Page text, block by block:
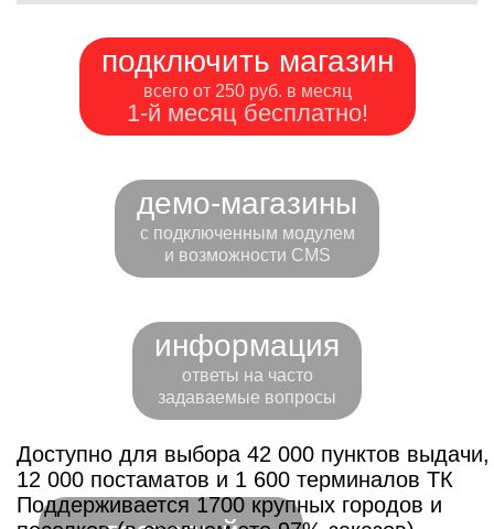
подключить магазин
всего от 250 руб. в месяц
1-й месяц бесплатно!
демо-магазины
с подключенным модулем
и возможности CMS
информация
ответы на часто
задаваемые вопросы
Доступно для выбора 42 000 пунктов выдачи,
12 000 постаматов и 1 600 терминалов ТК
Поддерживается 1700 крупных городов и